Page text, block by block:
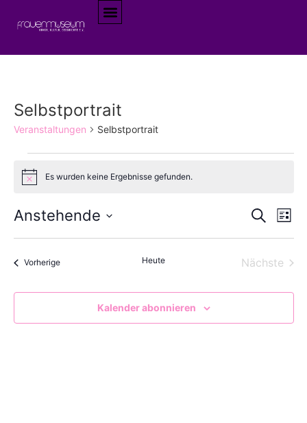
Selbstportrait
Veranstaltungen Selbstportrait
HinweisEs wurden keine Ergebnisse gefunden.
und
SucheListe
Anstehende
wählen.
VorherigeVeranstaltungen Heute Nächste
Kalender abonnieren